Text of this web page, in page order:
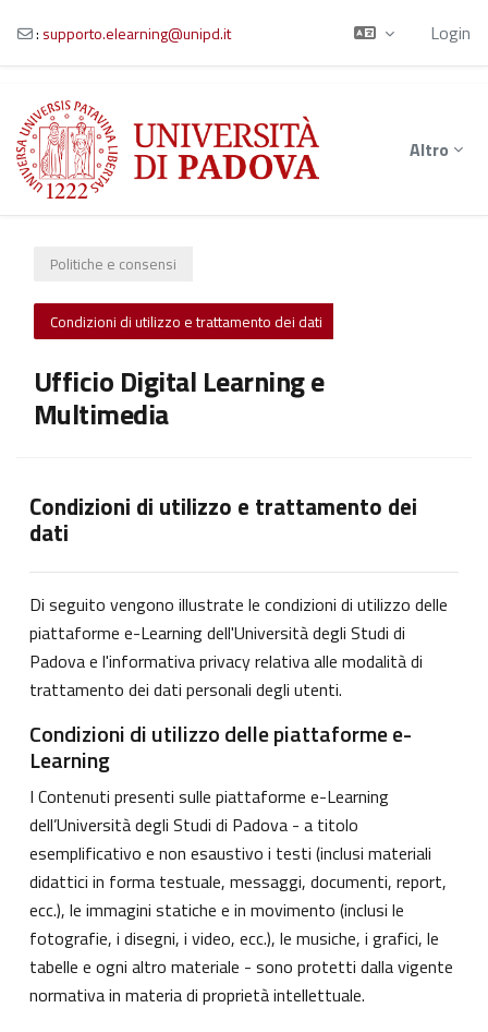
Vai al contenuto principale
: supporto.elearning@unipd.it Login
Altro
Politiche e consensi
Condizioni di utilizzo e trattamento dei dati
Ufficio Digital Learning e
Multimedia
Condizioni di utilizzo e trattamento dei
dati
Di seguito vengono illustrate le condizioni di utilizzo delle
piattaforme e-Learning dell'Università degli Studi di
Padova e l'informativa privacy relativa alle modalità di
trattamento dei dati personali degli utenti.
Condizioni di utilizzo delle piattaforme e-
Learning
I Contenuti presenti sulle piattaforme e-Learning
dell’Università degli Studi di Padova - a titolo
esemplificativo e non esaustivo i testi (inclusi materiali
didattici in forma testuale, messaggi, documenti, report,
ecc.), le immagini statiche e in movimento (inclusi le
fotografie, i disegni, i video, ecc.), le musiche, i grafici, le
tabelle e ogni altro materiale - sono protetti dalla vigente
normativa in materia di proprietà intellettuale.